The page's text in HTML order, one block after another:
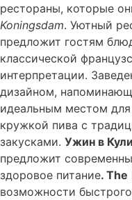
рестораны, которые
Koningsdam. Уютный
предложит гостям
классической
интерпретации.
дизайном,
идеальным местом
кружкой пива с
закусками. Ужин в
предложит
здоровое питание. The
возможности